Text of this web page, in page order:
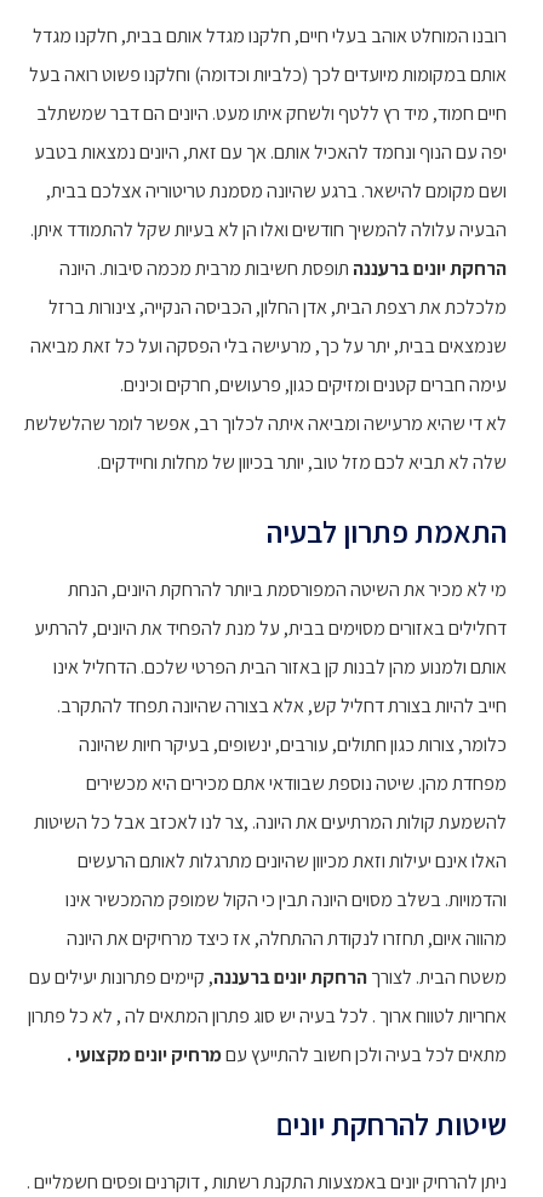
רובנו המוחלט אוהב בעלי חיים, חלקנו מגדל אותם בבית, חלקנו מגדל
אותם במקומות מיועדים לכך (כלביות וכדומה) וחלקנו פשוט רואה בעל
חיים חמוד, מיד רץ ללטף ולשחק איתו מעט. היונים הם דבר שמשתלב
יפה עם הנוף ונחמד להאכיל אותם. אך עם זאת, היונים נמצאות בטבע
ושם מקומם להישאר. ברגע שהיונה מסמנת טריטוריה אצלכם בבית,
הבעיה עלולה להמשיך חודשים ואלו הן לא בעיות שקל להתמודד איתן.
הרחקת יונים ברעננהתופסת חשיבות מרבית מכמה סיבות. היונה
מלכלכת את רצפת הבית, אדן החלון, הכביסה הנקייה, צינורות ברזל
שנמצאים בבית, יתר על כך, מרעישה בלי הפסקה ועל כל זאת מביאה
עימה חברים קטנים ומזיקים כגון, פרעושים, חרקים וכינים.
לא די שהיא מרעישה ומביאה איתה לכלוך רב, אפשר לומר שהלשלשת
שלה לא תביא לכם מזל טוב, יותר בכיוון של מחלות וחיידקים.
התאמת פתרון לבעיה
מי לא מכיר את השיטה המפורסמת ביותר להרחקת היונים, הנחת
דחלילים באזורים מסוימים בבית, על מנת להפחיד את היונים, להרתיע
אותם ולמנוע מהן לבנות קן באזור הבית הפרטי שלכם. הדחליל אינו
חייב להיות בצורת דחליל קש, אלא בצורה שהיונה תפחד להתקרב.
כלומר, צורות כגון חתולים, עורבים, ינשופים, בעיקר חיות שהיונה
מפחדת מהן. שיטה נוספת שבוודאי אתם מכירים היא מכשירים
להשמעת קולות המרתיעים את היונה. ,צר לנו לאכזב אבל כל השיטות
האלו אינם יעילות וזאת מכיוון שהיונים מתרגלות לאותם הרעשים
והדמויות. בשלב מסוים היונה תבין כי הקול שמופק מהמכשיר אינו
מהווה איום, תחזרו לנקודת ההתחלה, אז כיצד מרחיקים את היונה
משטח הבית. לצורךהרחקת יונים ברעננה, קיימים פתרונות יעילים עם
אחריות לטווח ארוך . לכל בעיה יש סוג פתרון המתאים לה , לא כל פתרון
מתאים לכל בעיה ולכן חשוב להתייעץ עםמרחיק יונים מקצועי .
שיטות להרחקת יונים
ניתן להרחיק יונים באמצעות התקנת רשתות , דוקרנים ופסים חשמליים .